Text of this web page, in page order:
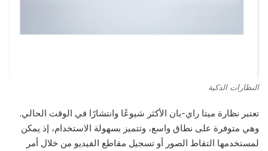
النظارات الذكية
تعتبر نظارة ميتا راي-بان الأكثر شيوعًا وانتشارًا في الوقت الحالي.
وهي متوفرة على نطاق واسع، وتتميز بسهولة الاستخدام، إذ يمكن
لمستخدمها التقاط الصور أو تسجيل مقاطع الفيديو من خلال أمر